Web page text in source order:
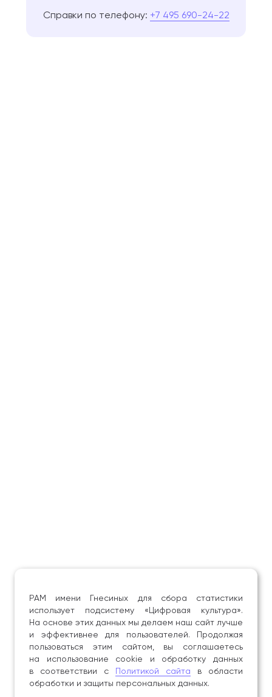
Cправки по телефону: +7 495 690-24-22
РАМ имени Гнесиных для сбора статистики
использует подсистему «Цифровая культура».
На основе этих данных мы делаем наш сайт лучше
и эффективнее для пользователей. Продолжая
пользоваться этим сайтом, вы соглашаетесь
на использование cookie и обработку данных
в соответствии с Политикой сайта в области
обработки и защиты персональных данных.